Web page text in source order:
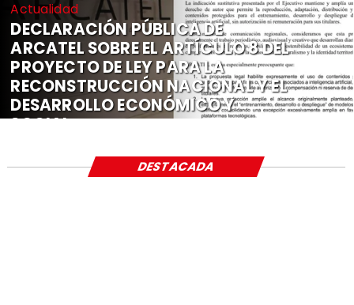
Actualidad
DECLARACIÓN PÚBLICA DE
ARCATEL SOBRE EL ARTÍCULO 8 DEL
PROYECTO DE LEY PARA LA
RECONSTRUCCIÓN NACIONAL Y EL
DESARROLLO ECONÓMICO Y
SOCIAL
DESTACADA